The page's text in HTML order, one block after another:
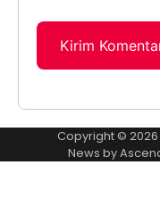
Copyright © 2026
News by